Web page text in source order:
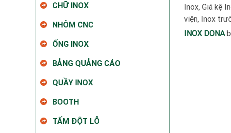
CHỮ INOX
NHÔM CNC
ỐNG INOX
BẢNG QUẢNG CÁO
QUẦY INOX
BOOTH
TẤM ĐỘT LỖ
Inox, Giá kệ
viện, Inox
INOX DONA